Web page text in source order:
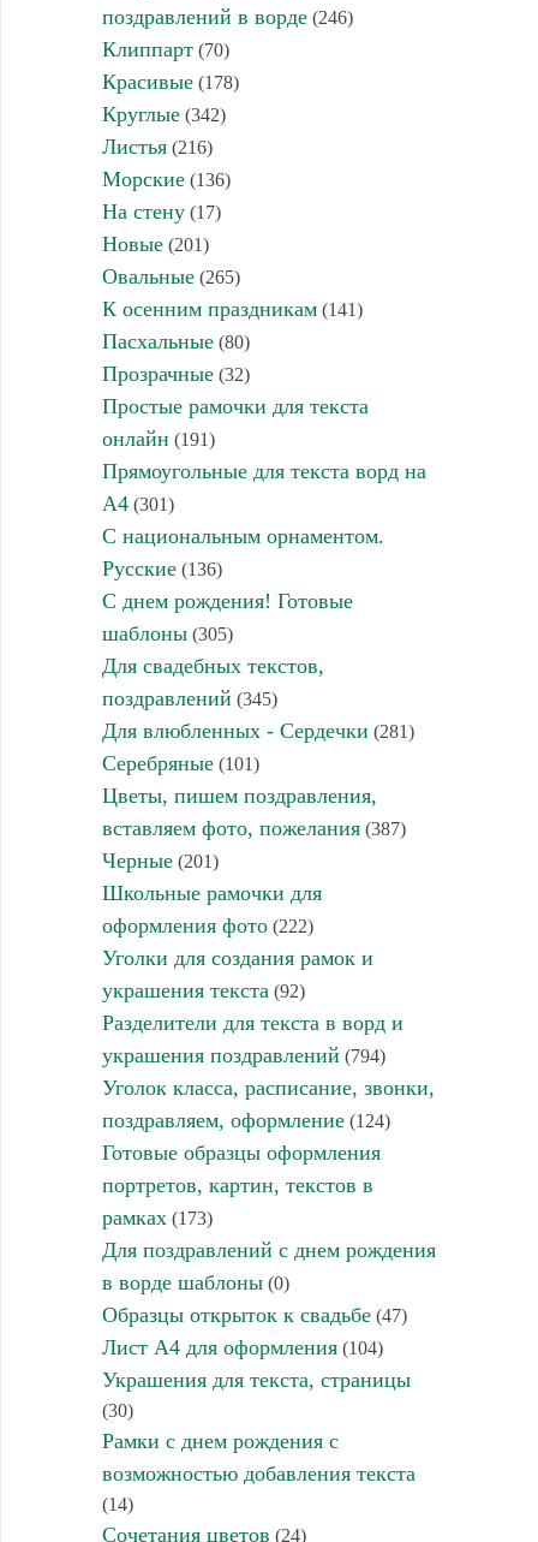
поздравлений в ворде(246)
Клиппарт(70)
Красивые(178)
Круглые(342)
Листья(216)
Морские(136)
На стену(17)
Новые(201)
Овальные(265)
К осенним праздникам(141)
Пасхальные(80)
Прозрачные(32)
Простые рамочки для текста
онлайн (191)
Прямоугольные для текста ворд на
А4(301)
С национальным орнаментом.
Русские(136)
С днем рождения! Готовые
шаблоны(305)
Для свадебных текстов,
поздравлений (345)
Для влюбленных - Сердечки (281)
Серебряные(101)
Цветы, пишем поздравления,
вставляем фото, пожелания(387)
Черные(201)
Школьные рамочки для
оформления фото(222)
Уголки для создания рамок и
украшения текста (92)
Разделители для текста в ворд и
украшения поздравлений (794)
Уголок класса, расписание, звонки,
поздравляем, оформление(124)
Готовые образцы оформления
портретов, картин, текстов в
рамках(173)
Для поздравлений с днем рождения
в ворде шаблоны(0)
Образцы открыток к свадьбе(47)
Лист А4 для оформления(104)
Украшения для текста, страницы
(30)
Рамки с днем рождения с
возможностью добавления текста
(14)
Сочетания цветов (24)